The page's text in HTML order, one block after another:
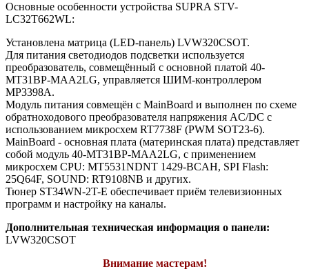
Основные особенности устройства SUPRA STV-
LC32T662WL:
Установлена матрица (LED-панель) LVW320CSOT.
Для питания светодиодов подсветки используется
преобразователь, совмещённый с основной платой 40-
MT31BP-MAA2LG, управляется ШИМ-контроллером
MP3398A.
Модуль питания совмещён с MainBoard и выполнен по схеме
обратноходового преобразователя напряжения AC/DC c
использованием микросхем RT7738F (PWM SOT23-6).
MainBoard - основная плата (материнская плата) представляет
собой модуль 40-MT31BP-MAA2LG, с применением
микросхем CPU: MT5531NDNT 1429-BCAH, SPI Flash:
25Q64F, SOUND: RT9108NB и других.
Тюнер ST34WN-2T-E обеспечивает приём телевизионных
программ и настройку на каналы.
Дополнительная техническая информация о панели:
LVW320CSOT
Внимание мастерам!